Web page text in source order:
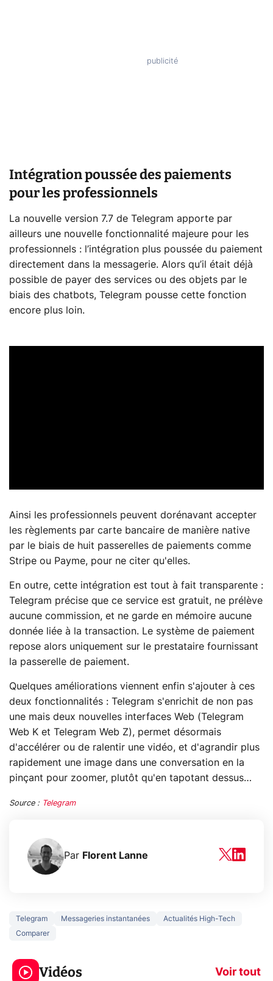
Intégration poussée des paiements
pour les professionnels
La nouvelle version 7.7 de Telegram apporte par
ailleurs une nouvelle fonctionnalité majeure pour les
professionnels : l’intégration plus poussée du paiement
directement dans la messagerie. Alors qu’il était déjà
possible de payer des services ou des objets par le
biais des chatbots, Telegram pousse cette fonction
encore plus loin.
Ainsi les professionnels peuvent dorénavant accepter
les règlements par carte bancaire de manière native
par le biais de huit passerelles de paiements comme
Stripe ou Payme, pour ne citer qu'elles.
En outre, cette intégration est tout à fait transparente :
Telegram précise que ce service est gratuit, ne prélève
aucune commission, et ne garde en mémoire aucune
donnée liée à la transaction. Le système de paiement
repose alors uniquement sur le prestataire fournissant
la passerelle de paiement.
Quelques améliorations viennent enfin s'ajouter à ces
deux fonctionnalités : Telegram s'enrichit de non pas
une mais deux nouvelles interfaces Web (Telegram
Web K et Telegram Web Z), permet désormais
d'accélérer ou de ralentir une vidéo, et d'agrandir plus
rapidement une image dans une conversation en la
pinçant pour zoomer, plutôt qu'en tapotant dessus…
Source : Telegram
Par Florent Lanne
Telegram Messageries instantanées
Actualités High-Tech
Comparer
Vidéos Voir tout
5 générations de
jeux dans la
prochaine Xbox !
navigation